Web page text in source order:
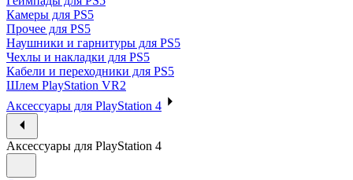
Камеры для PS5
Прочее для PS5
Наушники и гарнитуры для PS5
Чехлы и накладки для PS5
Кабели и переходники для PS5
Шлем PlayStation VR2
Аксессуары для PlayStation 4
Аксессуары для PlayStation 4